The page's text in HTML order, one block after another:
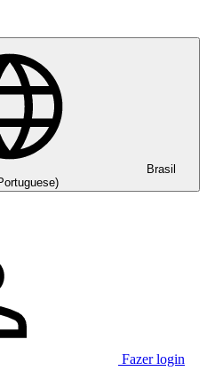
Brasil
Fazer login